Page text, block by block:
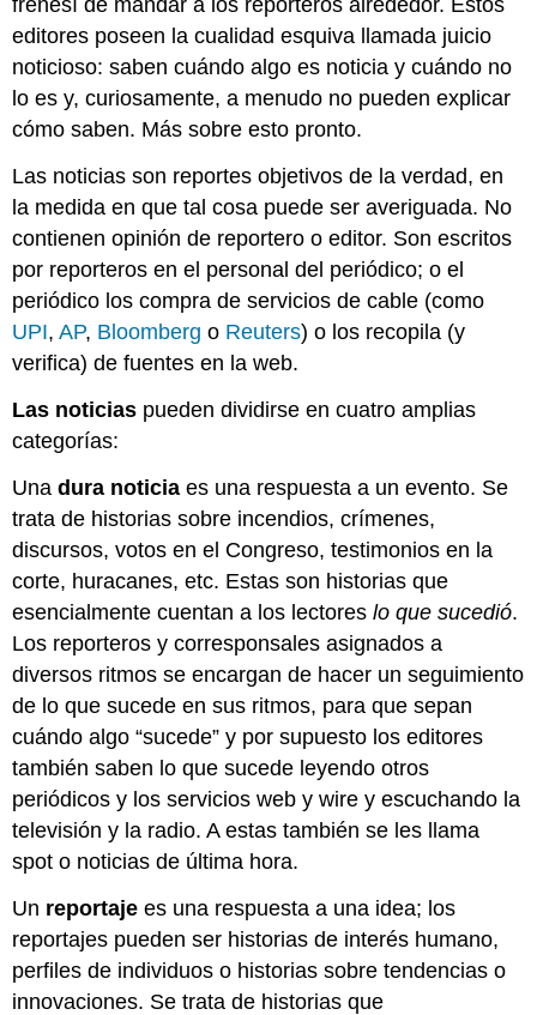
frenesí de mandar a los reporteros alrededor. Estos
editores poseen la cualidad esquiva llamada juicio
noticioso: saben cuándo algo es noticia y cuándo no
lo es y, curiosamente, a menudo no pueden explicar
cómo saben. Más sobre esto pronto.
Las noticias son reportes objetivos de la verdad, en
la medida en que tal cosa puede ser averiguada. No
contienen opinión de reportero o editor. Son escritos
por reporteros en el personal del periódico; o el
periódico los compra de servicios de cable (como
UPI,AP, Bloomberg o Reuters) o los recopila (y
verifica) de fuentes en la web.
Las noticias pueden dividirse en cuatro amplias
categorías:
Unadura noticia es una respuesta a un evento. Se
trata de historias sobre incendios, crímenes,
discursos, votos en el Congreso, testimonios en la
corte, huracanes, etc. Estas son historias que
esencialmente cuentan a los lectoreslo que sucedió.
Los reporteros y corresponsales asignados a
diversos ritmos se encargan de hacer un seguimiento
de lo que sucede en sus ritmos, para que sepan
cuándo algo “sucede” y por supuesto los editores
también saben lo que sucede leyendo otros
periódicos y los servicios web y wire y escuchando la
televisión y la radio. A estas también se les llama
spot o noticias de última hora.
Un reportaje es una respuesta a una idea; los
reportajes pueden ser historias de interés humano,
perfiles de individuos o historias sobre tendencias o
innovaciones. Se trata de historias que